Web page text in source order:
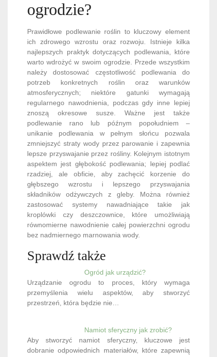
ogrodzie?
Prawidłowe podlewanie roślin to kluczowy element
ich zdrowego wzrostu oraz rozwoju. Istnieje kilka
najlepszych praktyk dotyczących podlewania, które
warto wdrożyć w swoim ogrodzie. Przede wszystkim
należy dostosować częstotliwość podlewania do
potrzeb konkretnych roślin oraz warunków
atmosferycznych; niektóre gatunki wymagają
regularnego nawodnienia, podczas gdy inne lepiej
znoszą okresowe susze. Ważne jest także
podlewanie rano lub późnym popołudniem –
unikanie podlewania w pełnym słońcu pozwala
zmniejszyć straty wody przez parowanie i zapewnia
lepsze przyswajanie przez rośliny. Kolejnym istotnym
aspektem jest głębokość podlewania; lepiej podlać
rzadziej, ale obficie, aby zachęcić korzenie do
głębszego wzrostu i lepszego przyswajania
składników odżywczych z gleby. Można również
zastosować systemy nawadniające takie jak
kroplówki czy deszczownice, które umożliwiają
równomierne nawodnienie całej powierzchni ogrodu
bez nadmiernego marnowania wody.
Sprawdź także
Ogród jak urządzić?
Urządzanie ogrodu to proces, który wymaga
przemyślenia wielu aspektów, aby stworzyć
przestrzeń, która będzie nie…
Namiot sferyczny jak zrobić?
Aby stworzyć namiot sferyczny, kluczowe jest
dobranie odpowiednich materiałów, które zapewnią